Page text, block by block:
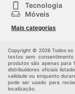
Tecnologia
Móveis
Crianças
Mais categorias
Copyright © 2026 Todos os
textos sem
produtos são apenas para
distribuidores oficiais
validade ou enquanto
pode ser usado para
localização.